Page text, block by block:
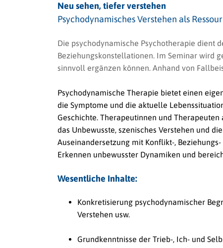
Neu sehen, tiefer verstehen
Psychodynamisches Verstehen als
Die psychodynamische Psychotherapie dient
Beziehungskonstellationen. Im Seminar wird
sinnvoll ergänzen können. Anhand von
Psychodynamische Therapie bietet einen
die Symptome und die aktuelle
Geschichte. Therapeutinnen und
das Unbewusste, szenisches Verstehen und
Auseinandersetzung mit Konflikt-,
Erkennen unbewusster Dynamiken und
Wesentliche Inhalte:
Konkretisierung psychodynamischer
Verstehen usw.
Grundkenntnisse der Trieb-, Ich- und